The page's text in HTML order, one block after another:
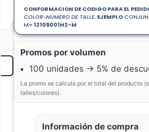
CONFORMACION DE CODIGO PARA EL
COLOR-NUMERO DE TALLE, EJEMPLO
M= 12105001H2-M
Promos por volumen
100 unidades → 5% de
La promo se calcula por el total del producto
talles/colores).
Información de compra